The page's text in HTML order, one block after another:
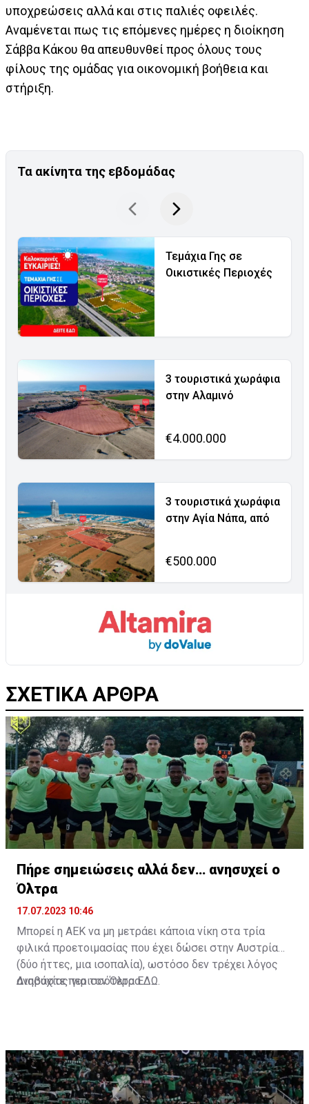
υποχρεώσεις αλλά και στις παλιές οφειλές.
Αναμένεται πως τις επόμενες ημέρες η διοίκηση
Σάββα Κάκου θα απευθυνθεί προς όλους τους
φίλους της ομάδας για οικονομική βοήθεια και
στήριξη.
Τα ακίνητα της εβδομάδας
Τεμάχια Γης σε
Οικιστικές Περιοχές
3 τουριστικά χωράφια
στην Αλαμινό
€4.000.000
3 τουριστικά χωράφια
στην Αγία Νάπα, από
€500.000
ΣΧΕΤΙΚΑ ΑΡΘΡΑ
Πήρε σημειώσεις αλλά δεν… ανησυχεί ο
Όλτρα
17.07.2023 10:46
Μπορεί η ΑΕΚ να μη μετράει κάποια νίκη στα τρία
φιλικά προετοιμασίας που έχει δώσει στην Αυστρία
(δύο ήττες, μια ισοπαλία), ωστόσο δεν τρέχει λόγος
ανησυχίας για τον Όλτρα.
Διαβάστε περισσότεραΕΔΩ.